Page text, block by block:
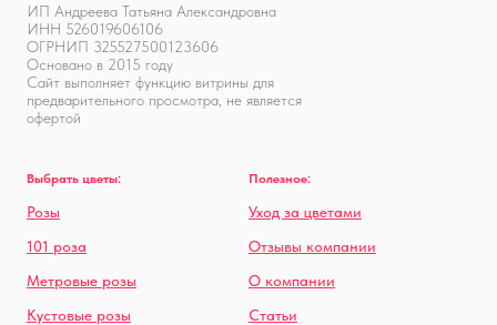
ИП Андреева Татьяна Александровна
ИНН 526019606106
ОГРНИП 325527500123606
Основано в 2015 году
Сайт выполняет функцию витрины для
предварительного просмотра, не является
офертой
Выбрать цветы:
Розы
101 роза
Метровые розы
Кустовые розы
Полезное:
Уход за цветами
Отзывы компании
О компании
Статьи